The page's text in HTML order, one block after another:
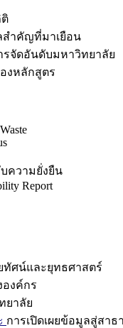
ำคัญที่มาเยือน
รจัดอันดับมหาวิทยาลัย
งหลักสูตร
ความยั่งยืน
Report
ทัศน์และยุทธศาสตร์
องค์กร
ยาลัย
การเปิดเผยข้อมูลสู่สาธ